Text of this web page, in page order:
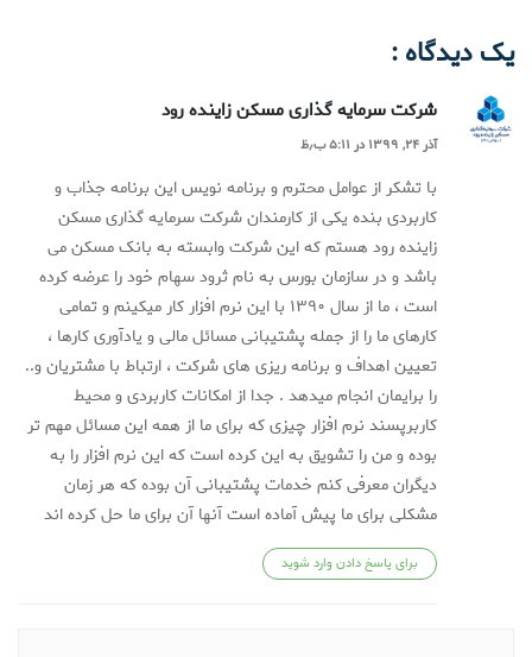
یک دیدگاه :
شرکت سرمایه گذاری مسکن زاینده رود
آذر ۲۴, ۱۳۹۹ در ۵:۱۱ ب٫ظ
با تشکر از عوامل محترم و برنامه نویس این برنامه جذاب و
کاربردی بنده یکی از کارمندان شرکت سرمایه گذاری مسکن
زاینده رود هستم که این شرکت وابسته به بانک مسکن می
باشد و در سازمان بورس به نام ثرود سهام خود را عرضه کرده
است ، ما از سال ۱۳۹۰ با این نرم افزار کار میکینم و تمامی
کارهای ما را از جمله پشتیبانی مسائل مالی و یادآوری کارها ،
تعیین اهداف و برنامه ریزی های شرکت ، ارتباط با مشتریان و..
را برایمان انجام میدهد . جدا از امکانات کاربردی و محیط
کاربرپسند نرم افزار چیزی که برای ما از همه این مسائل مهم تر
بوده و من را تشویق به این کرده است که این نرم افزار را به
دیگران معرفی کنم خدمات پشتیبانی آن بوده که هر زمان
مشکلی برای ما پیش آماده است آنها آن برای ما حل کرده اند
برای پاسخ دادن وارد شوید